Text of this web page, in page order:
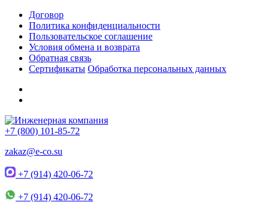
Договор
Политика конфиденциальности
Пользовательское соглашение
Условия обмена и возврата
Обратная связь
Сертификаты Обработка персональных данных
+7 (800) 101-85-72
zakaz@e-co.su
+7 (914) 420-06-72
+7 (914) 420-06-72